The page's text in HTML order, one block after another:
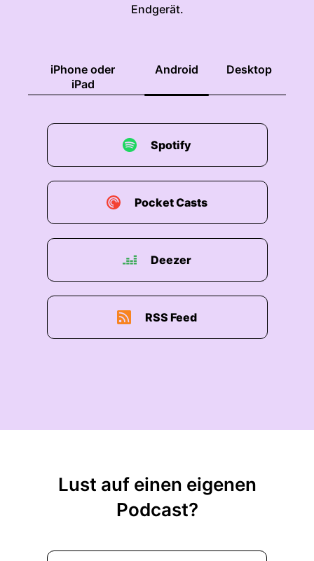
Endgerät.
iPhone oder
iPad
Android Desktop
Spotify
Pocket Casts
Deezer
RSS Feed
Lust auf einen eigenen
Podcast?